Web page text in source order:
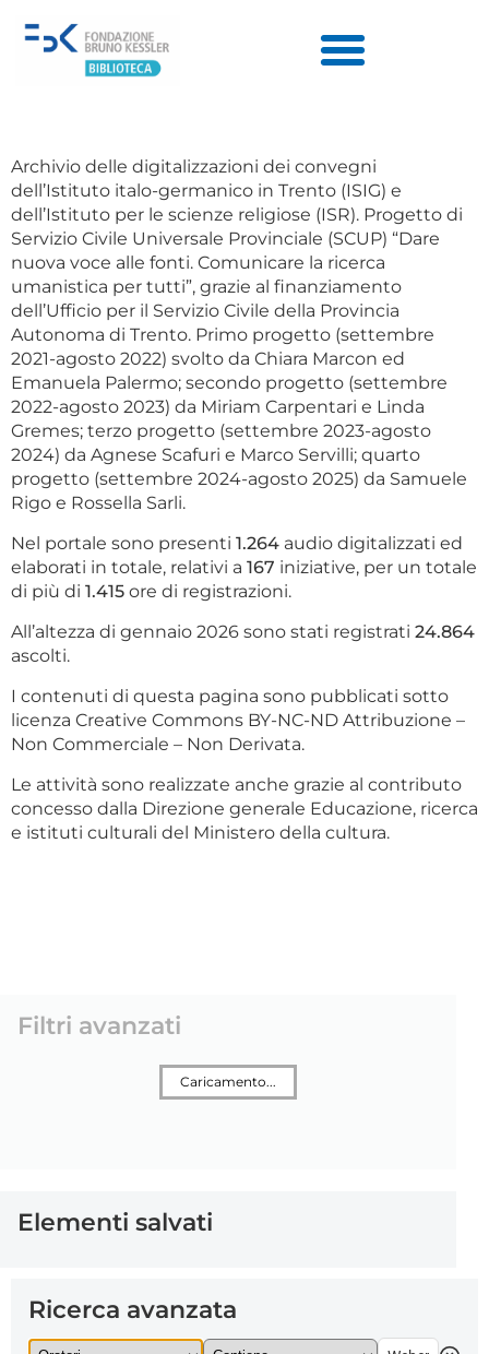
Archivio delle digitalizzazioni dei convegni
dell’Istituto italo-germanico in Trento (ISIG) e
dell’Istituto per le scienze religiose (ISR). Progetto di
Servizio Civile Universale Provinciale (SCUP) “Dare
nuova voce alle fonti. Comunicare la ricerca
umanistica per tutti”, grazie al finanziamento
dell’Ufficio per il Servizio Civile della Provincia
Autonoma di Trento. Primo progetto (settembre
2021-agosto 2022) svolto da Chiara Marcon ed
Emanuela Palermo; secondo progetto (settembre
2022-agosto 2023) da Miriam Carpentari e Linda
Gremes; terzo progetto (settembre 2023-agosto
2024) da Agnese Scafuri e Marco Servilli; quarto
progetto (settembre 2024-agosto 2025) da Samuele
Rigo e Rossella Sarli.
Nel portale sono presenti 1.264 audio digitalizzati ed
elaborati in totale, relativi a 167 iniziative, per un totale
di più di 1.415 ore di registrazioni.
All’altezza di gennaio 2026 sono stati registrati 24.864
ascolti.
I contenuti di questa pagina sono pubblicati sotto
licenza Creative Commons BY-NC-ND Attribuzione –
Non Commerciale – Non Derivata.
Le attività sono realizzate anche grazie al contributo
concesso dalla Direzione generale Educazione, ricerca
e istituti culturali del Ministero della cultura.
Filtri avanzati
Caricamento...
Elementi salvati
Ricerca avanzata